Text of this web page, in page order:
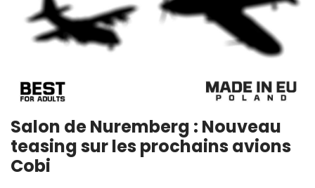
Salon de Nuremberg : Nouveau
teasing sur les prochains avions
Cobi